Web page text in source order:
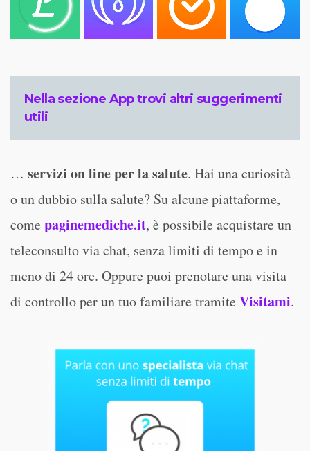
Nella sezione Apptrovi altri suggerimenti
utili
… servizi on line per la salute. Hai una curiosità
o un dubbio sulla salute? Su alcune piattaforme,
come paginemediche.it, è possibile acquistare un
teleconsulto via chat, senza limiti di tempo e in
meno di 24 ore. Oppure puoi prenotare una visita
di controllo per un tuo familiare tramite Visitami.